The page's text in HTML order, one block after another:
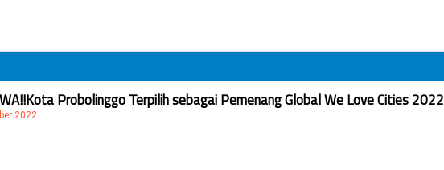
Probolinggo Terpilih sebagai Pemenang Global We Love Cities 2022
2022